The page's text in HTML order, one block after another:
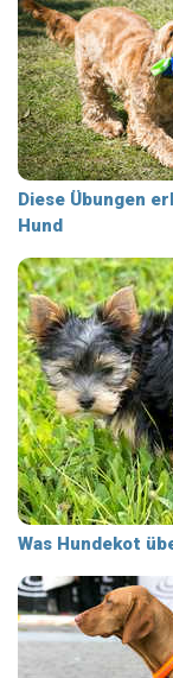
Diese Übungen
Hund
Was Hundekot